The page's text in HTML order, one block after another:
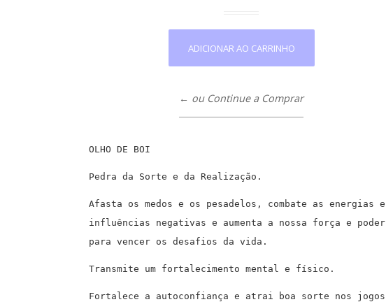
← ou Continue a Comprar
OLHO DE BOI
Pedra da Sorte e da Realização.
Afasta os medos e os pesadelos, combate as energias e
influências negativas e aumenta a nossa força e poder
para vencer os desafios da vida.
Transmite um fortalecimento mental e físico.
Fortalece a autoconfiança e atrai boa sorte nos jogos